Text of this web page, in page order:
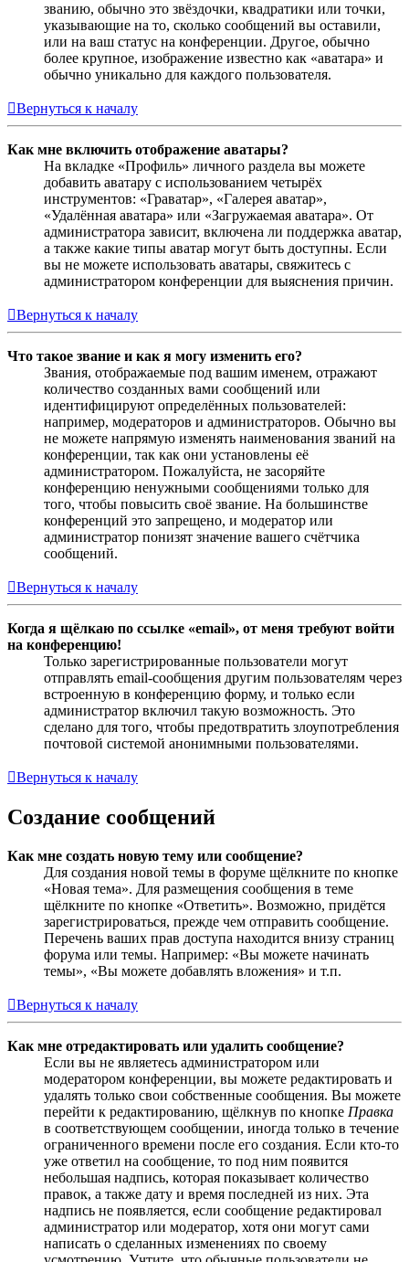
званию, обычно это звёздочки, квадратики или точки,
указывающие на то, сколько сообщений вы оставили,
или на ваш статус на конференции. Другое, обычно
более крупное, изображение известно как «аватара» и
обычно уникально для каждого пользователя.
Вернуться к началу
Как мне включить отображение аватары?
На вкладке «Профиль» личного раздела вы можете
добавить аватару с использованием четырёх
инструментов: «Граватар», «Галерея аватар»,
«Удалённая аватара» или «Загружаемая аватара». От
администратора зависит, включена ли поддержка аватар,
а также какие типы аватар могут быть доступны. Если
вы не можете использовать аватары, свяжитесь с
администратором конференции для выяснения причин.
Вернуться к началу
Что такое звание и как я могу изменить его?
Звания, отображаемые под вашим именем, отражают
количество созданных вами сообщений или
идентифицируют определённых пользователей:
например, модераторов и администраторов. Обычно вы
не можете напрямую изменять наименования званий на
конференции, так как они установлены её
администратором. Пожалуйста, не засоряйте
конференцию ненужными сообщениями только для
того, чтобы повысить своё звание. На большинстве
конференций это запрещено, и модератор или
администратор понизят значение вашего счётчика
сообщений.
Вернуться к началу
Когда я щёлкаю по ссылке «email», от меня требуют войти
на конференцию!
Только зарегистрированные пользователи могут
отправлять email-сообщения другим пользователям через
встроенную в конференцию форму, и только если
администратор включил такую возможность. Это
сделано для того, чтобы предотвратить злоупотребления
почтовой системой анонимными пользователями.
Вернуться к началу
Создание сообщений
Как мне создать новую тему или сообщение?
Для создания новой темы в форуме щёлкните по кнопке
«Новая тема». Для размещения сообщения в теме
щёлкните по кнопке «Ответить». Возможно, придётся
зарегистрироваться, прежде чем отправить сообщение.
Перечень ваших прав доступа находится внизу страниц
форума или темы. Например: «Вы можете начинать
темы», «Вы можете добавлять вложения» и т.п.
Вернуться к началу
Как мне отредактировать или удалить сообщение?
Если вы не являетесь администратором или
модератором конференции, вы можете редактировать и
удалять только свои собственные сообщения. Вы можете
перейти к редактированию, щёлкнув по кнопке Правка
в соответствующем сообщении, иногда только в течение
ограниченного времени после его создания. Если кто-то
уже ответил на сообщение, то под ним появится
небольшая надпись, которая показывает количество
правок, а также дату и время последней из них. Эта
надпись не появляется, если сообщение редактировал
администратор или модератор, хотя они могут сами
написать о сделанных изменениях по своему